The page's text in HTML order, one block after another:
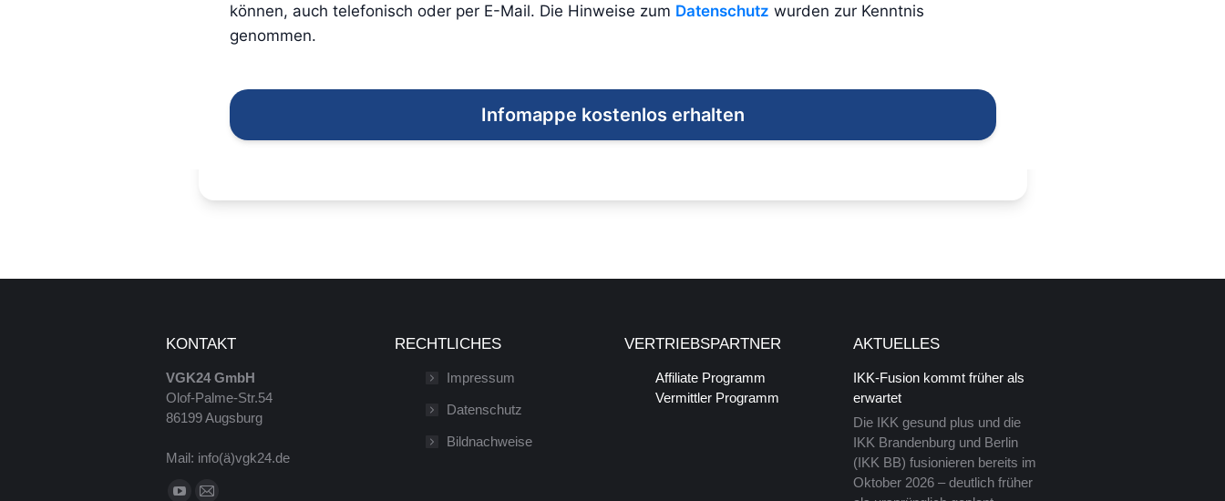
können, auch telefonisch oder per E-Mail. Die Hinweise zum Datenschutz wurden zur Kenntnis
genommen.
KONTAKT
VGK24 GmbH
Olof-Palme-Str.54
86199 Augsburg
Mail: info(ä)vgk24.de
Finde uns auf:
RECHTLICHES
Impressum
Datenschutz
Bildnachweise
VERTRIEBSPARTNER
Affiliate Programm
Vermittler Programm
AKTUELLES
IKK-Fusion kommt früher als
erwartet
Die IKK gesund plus und die
IKK Brandenburg und Berlin
(IKK BB) fusionieren bereits im
Oktober 2026 – deutlich früher